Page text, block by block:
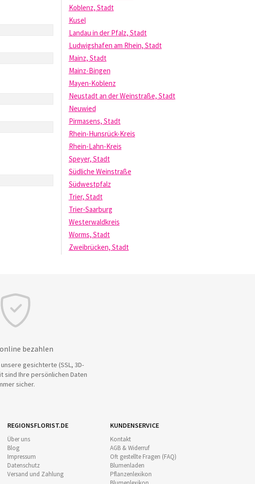
Koblenz, Stadt
Kusel
Landau in der Pfalz, Stadt
Ludwigshafen am Rhein, Stadt
Mainz, Stadt
Mainz-Bingen
Mayen-Koblenz
Neustadt an der Weinstraße, Stadt
Neuwied
Pirmasens, Stadt
Rhein-Hunsrück-Kreis
Rhein-Lahn-Kreis
Speyer, Stadt
Südliche Weinstraße
Südwestpfalz
Trier, Stadt
Trier-Saarburg
Westerwaldkreis
Worms, Stadt
Zweibrücken, Stadt
bezahlen
gesichterte (SSL, 3D-
sind Ihre persönlichen Daten
sicher.
REGIONSFLORIST.DE
Über uns
Blog
Impressum
Datenschutz
Versand und Zahlung
KUNDENSERVICE
Kontakt
AGB & Widerruf
Oft gestellte Fragen (FAQ)
Blumenladen
Pflanzenlexikon